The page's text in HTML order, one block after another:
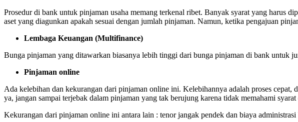
Prosedur di bank untuk pinjaman usaha memang terkenal ribet. Banyak syarat yang harus
aset yang diagunkan apakah sesuai dengan jumlah pinjaman. Namun, ketika pengajuan
Lembaga Keuangan (Multifinance)
Bunga pinjaman yang ditawarkan biasanya lebih tinggi dari bunga pinjaman di bank untuk
Pinjaman online
Ada kelebihan dan kekurangan dari pinjaman online ini. Kelebihannya adalah proses cepat,
ya, jangan sampai terjebak dalam pinjaman yang tak berujung karena tidak memahami
Kekurangan dari pinjaman online ini antara lain : tenor jangak pendek dan biaya